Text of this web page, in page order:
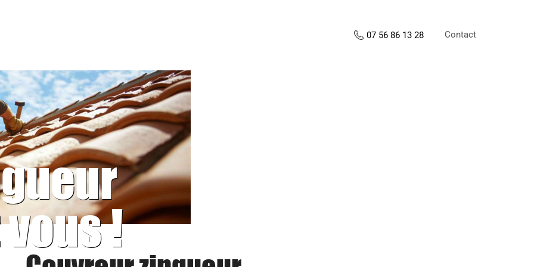
07 56 86 13 28 Contact
!